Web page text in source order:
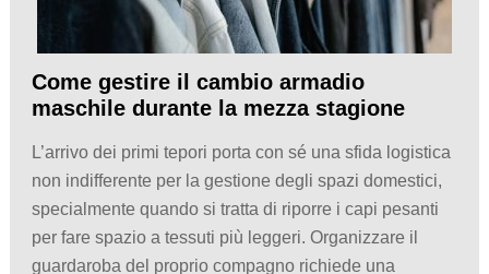
Come gestire il cambio armadio
maschile durante la mezza stagione
L’arrivo dei primi tepori porta con sé una sfida logistica
non indifferente per la gestione degli spazi domestici,
specialmente quando si tratta di riporre i capi pesanti
per fare spazio a tessuti più leggeri. Organizzare il
guardaroba del proprio compagno richiede una